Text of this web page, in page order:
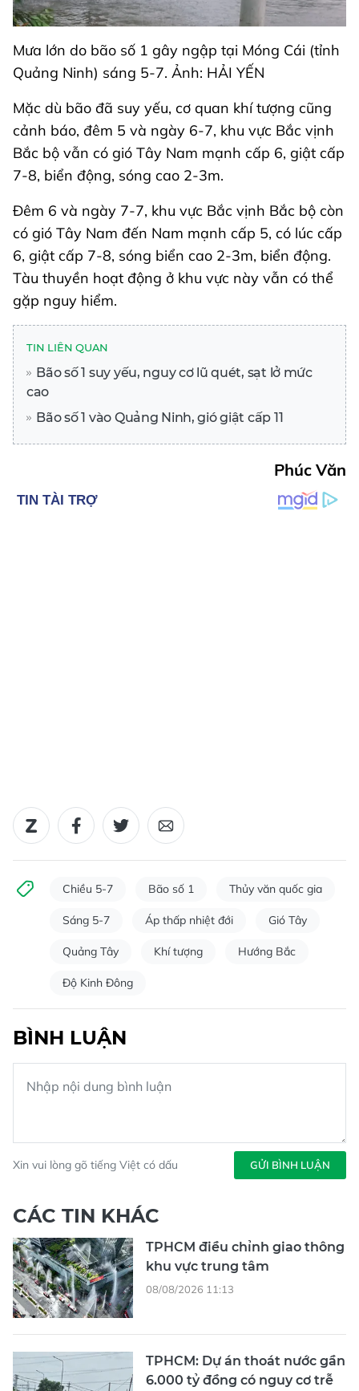
Mưa lớn do bão số 1 gây ngập tại Móng Cái (tỉnh
Quảng Ninh) sáng 5-7. Ảnh: HẢI YẾN
Mặc dù bão đã suy yếu, cơ quan khí tượng cũng
cảnh báo, đêm 5 và ngày 6-7, khu vực Bắc vịnh
Bắc bộ vẫn có gió Tây Nam mạnh cấp 6, giật cấp
7-8, biển động, sóng cao 2-3m.
Đêm 6 và ngày 7-7, khu vực Bắc vịnh Bắc bộ còn
có gió Tây Nam đến Nam mạnh cấp 5, có lúc cấp
6, giật cấp 7-8, sóng biển cao 2-3m, biển động.
Tàu thuyền hoạt động ở khu vực này vẫn có thể
gặp nguy hiểm.
TIN LIÊN QUAN
Bão số 1 suy yếu, nguy cơ lũ quét, sạt lở mức
cao
Bão số 1 vào Quảng Ninh, gió giật cấp 11
Phúc Văn
Chiều 5-7 Bão số 1 Thủy văn quốc gia
Sáng 5-7 Áp thấp nhiệt đới Gió Tây
Quảng Tây Khí tượng Hướng Bắc
Độ Kinh Đông
BÌNH LUẬN
Xin vui lòng gõ tiếng Việt có dấu GỬI BÌNH LUẬN
CÁC TIN KHÁC
TPHCM điều chỉnh giao thông
khu vực trung tâm
08/08/2026 11:13
TPHCM: Dự án thoát nước gần
6.000 tỷ đồng có nguy cơ trễ